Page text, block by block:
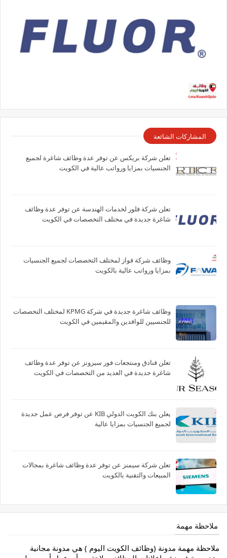
المشاركات الشائعة
تعلن شركة بريكس عن توفر عدة وظائف شاغرة لجميع
الجنسيات بمزايا ورواتب عالية في الكويت
تعلن شركة فلور لخدمات الهندسة عن توفر عدة وظائف
شاغرة جديدة في مختلف التخصصات في الكويت
وظائف شركة فواز لمختلف التخصصات لجميع الجنسيات
بمزايا ورواتب عالية بالكويت
وظائف شاغرة جديدة في شركة ‏KPMG لمختلف التخصصات
للجنسيين للوافدين والمقيمين في الكويت
تعلن فنادق ومنتجعات فور سيزونز‏ عن توفر عدة وظائف
شاغرة جديدة في العديد من التخصصات في الكويت
يعلن بنك الكويت الدولي KIB عن توفر فرص عمل جديدة
لجميع الجنسيات بمزايا عالية
تعلن شركة سيمنز عن توفر عدة وظائف شاغرة بمجالات
المبيعات والتقنية بالكويت
ملاحظة مهمة
ملاحظة مهمة مدونة (وظائف الكويت اليوم ) هي مدونة مجانية